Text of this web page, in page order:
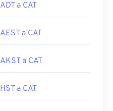
ADT a CAT
AEST a CAT
AKST a CAT
HST a CAT